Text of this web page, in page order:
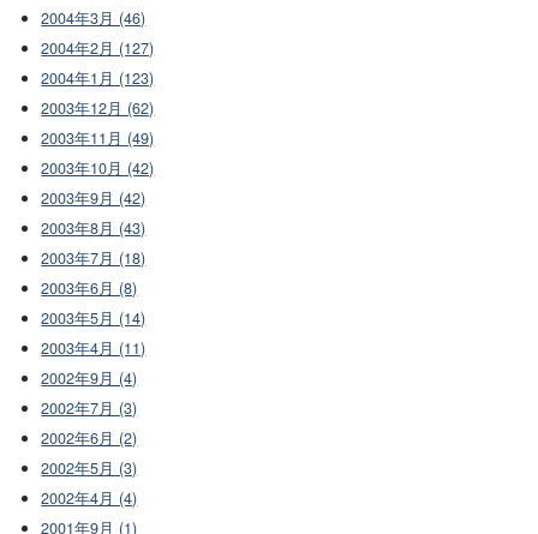
2004年3月 (46)
2004年2月 (127)
2004年1月 (123)
2003年12月 (62)
2003年11月 (49)
2003年10月 (42)
2003年9月 (42)
2003年8月 (43)
2003年7月 (18)
2003年6月 (8)
2003年5月 (14)
2003年4月 (11)
2002年9月 (4)
2002年7月 (3)
2002年6月 (2)
2002年5月 (3)
2002年4月 (4)
2001年9月 (1)